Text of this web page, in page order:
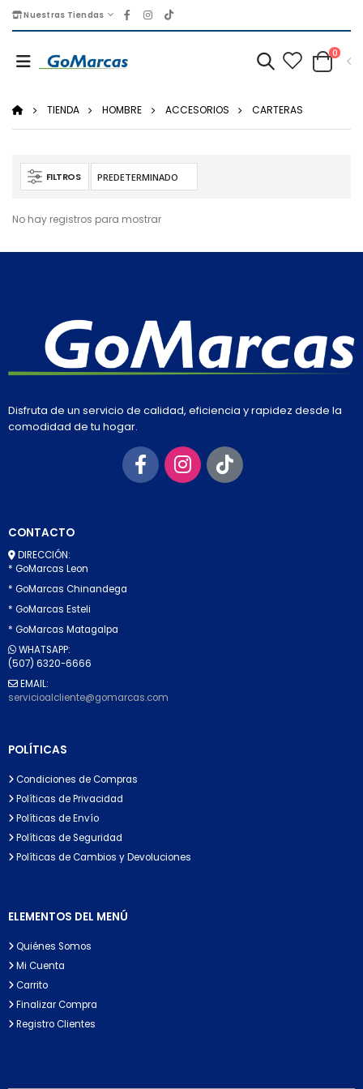
Nuestras Tiendas
0
TIENDA HOMBRE ACCESORIOS CARTERAS
FILTROS
No hay registros para mostrar
Disfruta de un servicio de calidad, eficiencia y rapidez desde la
comodidad de tu hogar.
CONTACTO
DIRECCIÓN:
* GoMarcas Leon
* GoMarcas Chinandega
* GoMarcas Esteli
* GoMarcas Matagalpa
WHATSAPP:
(507) 6320-6666
EMAIL:
servicioalcliente@gomarcas.com
POLÍTICAS
Condiciones de Compras
Políticas de Privacidad
Políticas de Envío
Políticas de Seguridad
Políticas de Cambios y Devoluciones
ELEMENTOS DEL MENÚ
Quiénes Somos
Mi Cuenta
Carrito
Finalizar Compra
Registro Clientes